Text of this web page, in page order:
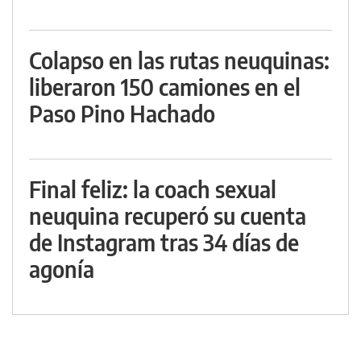
Colapso en las rutas neuquinas:
liberaron 150 camiones en el
Paso Pino Hachado
Final feliz: la coach sexual
neuquina recuperó su cuenta
de Instagram tras 34 días de
agonía